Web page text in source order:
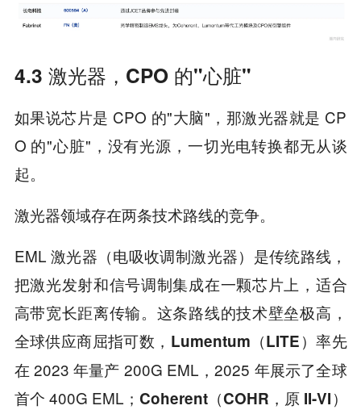
4.3 激光器，CPO 的"心脏"
如果说芯片是 CPO 的"大脑"，那激光器就是 CP
O 的"心脏"，没有光源，一切光电转换都无从谈
起。
激光器领域存在两条技术路线的竞争。
EML 激光器（电吸收调制激光器）是传统路线，
把激光发射和信号调制集成在一颗芯片上，适合
高带宽长距离传输。这条路线的技术壁垒极高，
全球供应商屈指可数， Lumentum（LITE）率先
在 2023 年量产 200G EML，2025 年展示了全球
首个 400G EML； Coherent（COHR，原 II-VI）